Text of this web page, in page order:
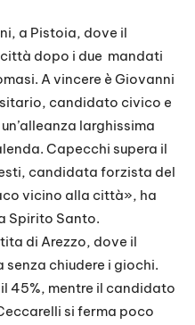
a Pistoia, dove il
dopo i due mandati
A vincere è Giovanni
candidato civico e
larghissima
Capecchi supera il
candidata forzista del
vicino alla città», ha
Spirito Santo.
di Arezzo, dove il
chiudere i giochi.
45%, mentre il candidato
si ferma poco